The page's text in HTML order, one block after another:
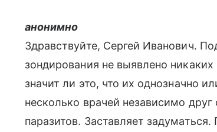
анонимно
Здравствуйте, Сергей Иванович.
зондирования не выявлено
значит ли это, что их однозначно
несколько врачей независимо
паразитов. Заставляет